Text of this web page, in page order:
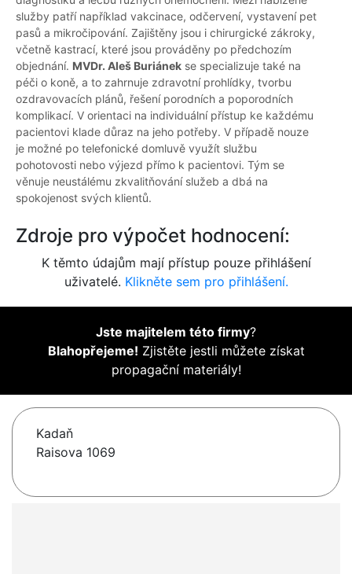
služby patří například vakcinace, odčervení, vystavení pet
pasů a mikročipování. Zajištěny jsou i chirurgické zákroky,
včetně kastrací, které jsou prováděny po předchozím
objednání. MVDr. Aleš Buriánek se specializuje také na
péči o koně, a to zahrnuje zdravotní prohlídky, tvorbu
ozdravovacích plánů, řešení porodních a poporodních
komplikací. V orientaci na individuální přístup ke každému
pacientovi klade důraz na jeho potřeby. V případě nouze
je možné po telefonické domluvě využít službu
pohotovosti nebo výjezd přímo k pacientovi. Tým se
věnuje neustálému zkvalitňování služeb a dbá na
spokojenost svých klientů.
Zdroje pro výpočet hodnocení:
K těmto údajům mají přístup pouze přihlášení
uživatelé. Klikněte sem pro přihlášení.
Jste majitelem této firmy?
Blahopřejeme! Zjistěte jestli můžete získat
propagační materiály!
Kadaň
Raisova 1069